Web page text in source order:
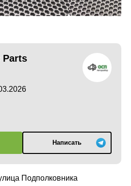
Parts
Написать
Подполковника